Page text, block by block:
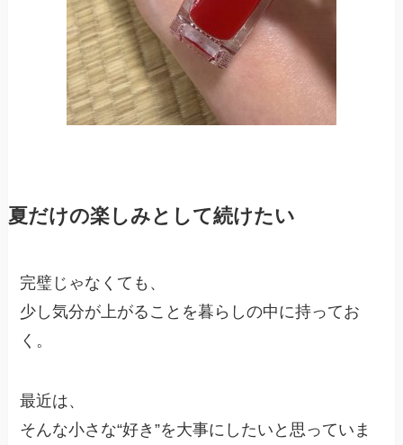
夏だけの楽しみとして続けたい
完璧じゃなくても、
少し気分が上がることを暮らしの中に持ってお
く。
最近は、
そんな小さな“好き”を大事にしたいと思っていま